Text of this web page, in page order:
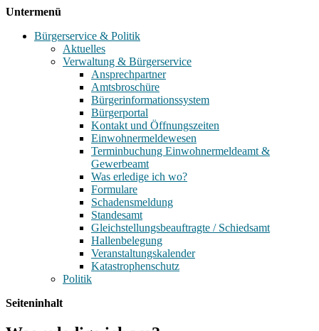
Untermenü
Bürgerservice & Politik
Aktuelles
Verwaltung & Bürgerservice
Ansprechpartner
Amtsbroschüre
Bürgerinformationssystem
Bürgerportal
Kontakt und Öffnungszeiten
Einwohnermeldewesen
Terminbuchung Einwohnermeldeamt &
Gewerbeamt
Was erledige ich wo?
Formulare
Schadensmeldung
Standesamt
Gleichstellungsbeauftragte / Schiedsamt
Hallenbelegung
Veranstaltungskalender
Katastrophenschutz
Politik
Seiteninhalt